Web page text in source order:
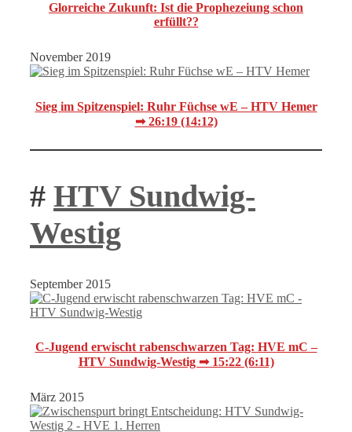
Glorreiche Zukunft: Ist die Prophezeiung schon
erfüllt??
November 2019
Sieg im Spitzenspiel: Ruhr Füchse wE – HTV Hemer
➟ 26:19 (14:12)
# HTV Sundwig-
Westig
September 2015
C-Jugend erwischt rabenschwarzen Tag: HVE mC –
HTV Sundwig-Westig ➟ 15:22 (6:11)
März 2015